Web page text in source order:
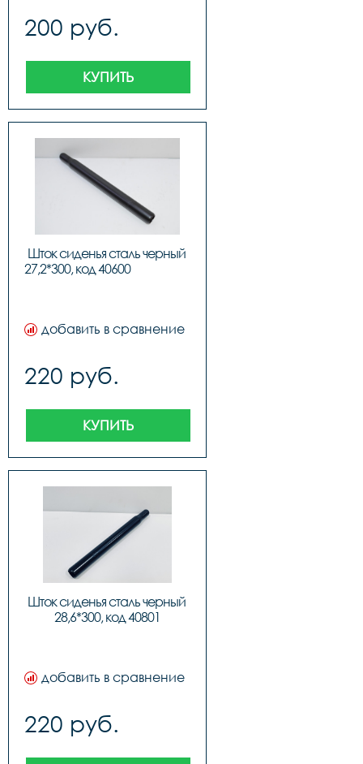
200 руб.
КУПИТЬ
Шток сиденья сталь черный
добавить в сравнение
220 руб.
КУПИТЬ
Шток сиденья сталь черный
28,6*300, код 40801
добавить в сравнение
220 руб.